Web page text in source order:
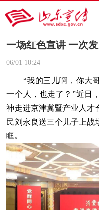
一场红色宣讲 一次
06/01 10:24
“我的三儿啊，你大哥
一个人，也走了？”近日
神走进京津冀暨产业人才
民刘永良送三个儿子上战
眶。